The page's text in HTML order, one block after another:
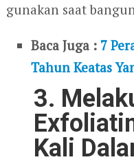
gunakan saat
Baca Juga : 7
Tahun Keatas
3.
Kali